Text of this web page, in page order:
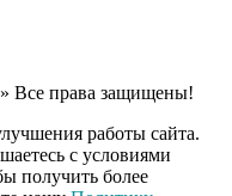
Все права защищены!
работы сайта.
с условиями
получить более